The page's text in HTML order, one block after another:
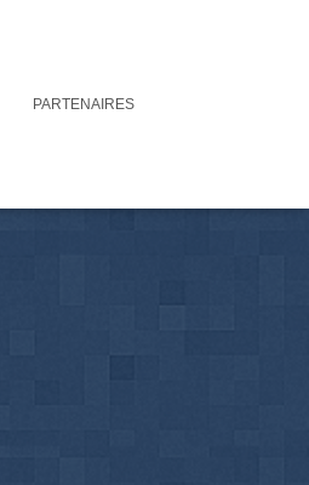
PARTENAIRES